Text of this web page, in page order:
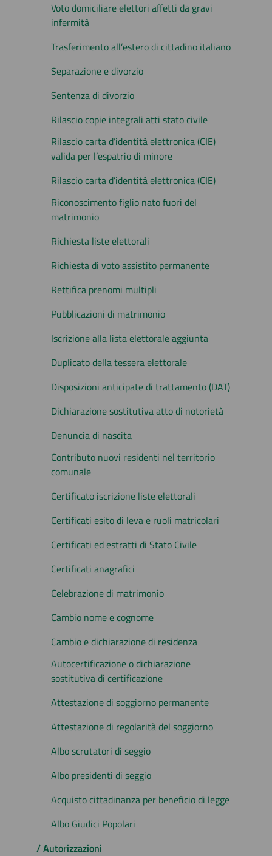
Voto domiciliare elettori affetti da gravi
infermità
Trasferimento all’estero di cittadino italiano
Separazione e divorzio
Sentenza di divorzio
Rilascio copie integrali atti stato civile
Rilascio carta d’identità elettronica (CIE)
valida per l’espatrio di minore
Rilascio carta d’identità elettronica (CIE)
Riconoscimento figlio nato fuori del
matrimonio
Richiesta liste elettorali
Richiesta di voto assistito permanente
Rettifica prenomi multipli
Pubblicazioni di matrimonio
Iscrizione alla lista elettorale aggiunta
Duplicato della tessera elettorale
Disposizioni anticipate di trattamento (DAT)
Dichiarazione sostitutiva atto di notorietà
Denuncia di nascita
Contributo nuovi residenti nel territorio
comunale
Certificato iscrizione liste elettorali
Certificati esito di leva e ruoli matricolari
Certificati ed estratti di Stato Civile
Certificati anagrafici
Celebrazione di matrimonio
Cambio nome e cognome
Cambio e dichiarazione di residenza
Autocertificazione o dichiarazione
sostitutiva di certificazione
Attestazione di soggiorno permanente
Attestazione di regolarità del soggiorno
Albo scrutatori di seggio
Albo presidenti di seggio
Acquisto cittadinanza per beneficio di legge
Albo Giudici Popolari
/ Autorizzazioni